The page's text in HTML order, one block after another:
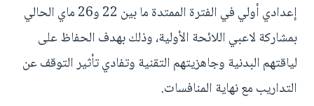
إعدادي أولي في الفترة الممتدة ما بين 22 و26 ماي الحالي
بمشاركة لاعبي اللائحة الأولية، وذلك بهدف الحفاظ على
لياقتهم البدنية وجاهزيتهم التقنية وتفادي تأثير التوقف عن
التداريب مع نهاية المنافسات.